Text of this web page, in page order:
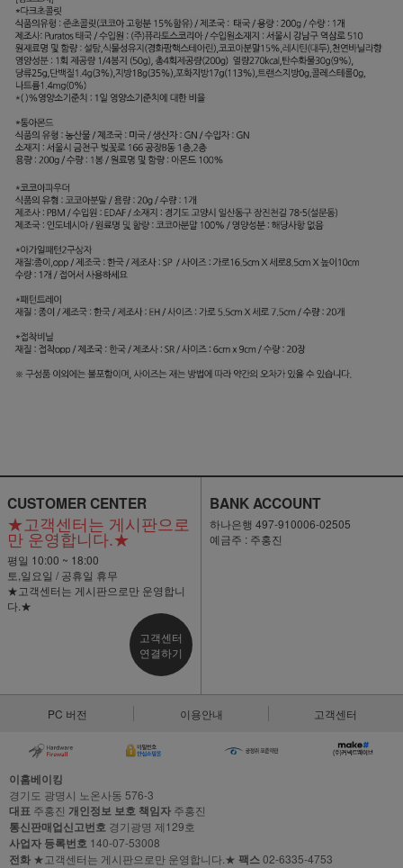
CUSTOMER CENTER
★고객센터는 게시판으로
만 운영합니다.★
평일 10:00 ~ 18:00
토,일요일 / 공휴일 휴무
★고객센터는 게시판으로만 운영합니
다.★
고객센터
연결하기
BANK ACCOUNT
하나은행 497-910006-02505
예금주 : 주홍진
PC 버전 이용안내 고객센터
이홈베이킹
경기도 광명시 노온사동 576-3
대표 주홍진 개인정보 보호 책임자 주홍진
통신판매업신고번호 경기광명 제129호
사업자 등록번호 140-07-53008
전화 ★고객센터는 게시판으로만 운영합니다.★ 팩스02-6335-4753